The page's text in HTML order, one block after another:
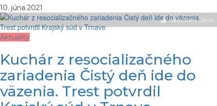
10. júna 2021
odporúčaný článok
Aktuality
Kuchár z resocializačného
zariadenia Čistý deň ide do
väzenia. Trest potvrdil